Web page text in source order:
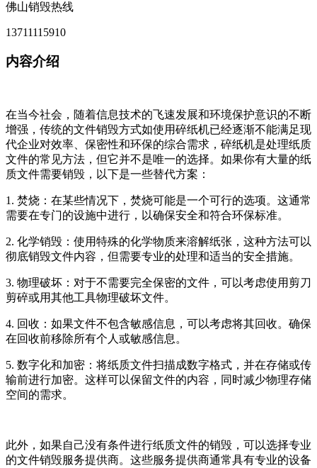
佛山销毁热线
13711115910
内容介绍
在当今社会，随着信息技术的飞速发展和环境保护意识的不断
增强，传统的文件销毁方式如使用碎纸机已经逐渐不能满足现
代企业对效率、保密性和环保的综合需求，碎纸机是处理纸质
文件的常见方法，但它并不是唯一的选择。如果你有大量的纸
质文件需要销毁，以下是一些替代方案：
1. 焚烧：在某些情况下，焚烧可能是一个可行的选项。这通常
需要在专门的设施中进行，以确保安全和符合环保标准。
2. 化学销毁：使用特殊的化学物质来溶解纸张，这种方法可以
彻底销毁文件内容，但需要专业的处理和适当的安全措施。
3. 物理破坏：对于不需要完全保密的文件，可以考虑使用剪刀
剪碎或用其他工具物理破坏文件。
4. 回收：如果文件不包含敏感信息，可以考虑将其回收。确保
在回收前移除所有个人或敏感信息。
5. 数字化和加密：将纸质文件扫描成数字格式，并在存储或传
输前进行加密。这样可以保留文件的内容，同时减少物理存储
空间的需求。
此外，如果自己没有条件进行纸质文件的销毁，可以选择专业
的文件销毁服务提供商。这些服务提供商通常具有专业的设备